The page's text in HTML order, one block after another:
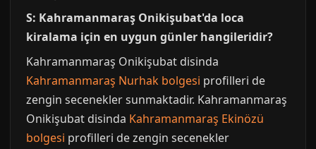
S: Kahramanmaraş Onikişubat'da loca
kiralama için en uygun günler hangileridir?
Kahramanmaraş Onikişubat disinda
Kahramanmaraş Nurhak bolgesi profilleri de
zengin secenekler sunmaktadir. Kahramanmaraş
Onikişubat disinda Kahramanmaraş Ekinözü
bolgesi profilleri de zengin secenekler